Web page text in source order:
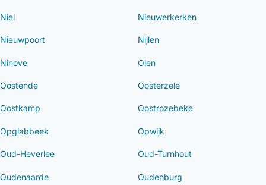
Niel Nieuwerkerken
Nieuwpoort Nijlen
Ninove Olen
Oostende Oosterzele
Oostkamp Oostrozebeke
Opglabbeek Opwijk
Oud-Heverlee Oud-Turnhout
Oudenaarde Oudenburg